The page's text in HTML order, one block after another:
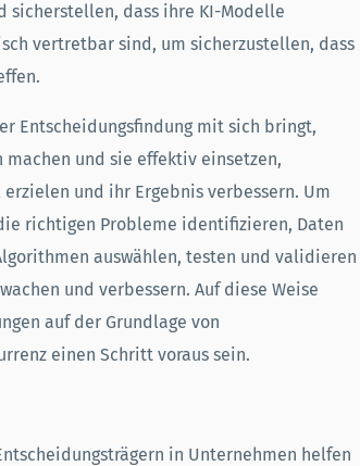
sicherstellen, dass ihre KI-Modelle
vertretbar sind, um sicherzustellen, dass
Entscheidungsfindung mit sich bringt,
machen und sie effektiv einsetzen,
und ihr Ergebnis verbessern. Um
richtigen Probleme identifizieren, Daten
auswählen, testen und validieren
und verbessern. Auf diese Weise
auf der Grundlage von
einen Schritt voraus sein.
in Unternehmen helfen